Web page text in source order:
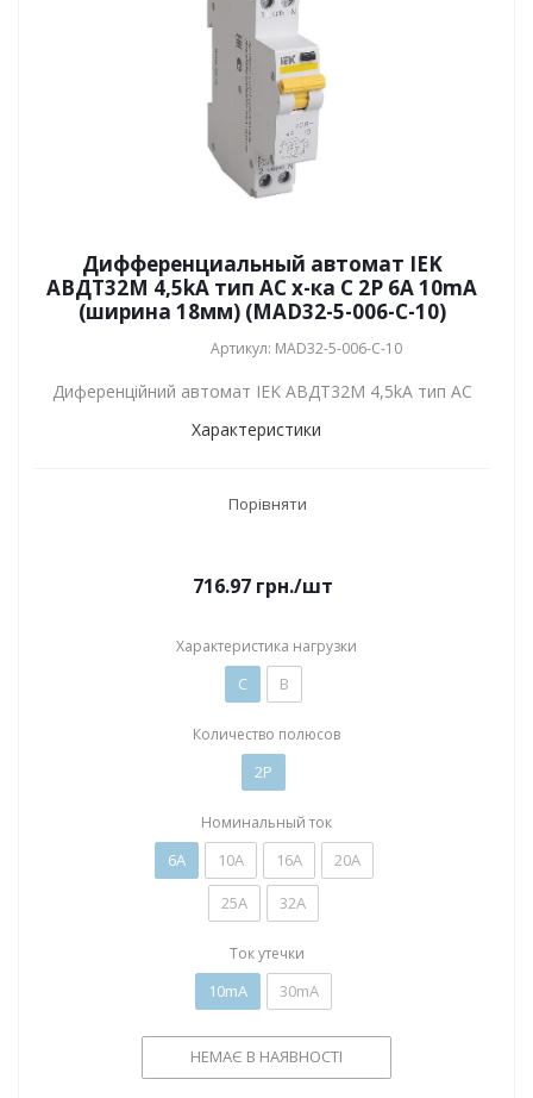
Дифференциальный автомат IEK
АВДТ32М 4,5kA тип АС х-ка C 2P 6А 10mA
(ширина 18мм) (MAD32-5-006-C-10)
Артикул: MAD32-5-006-C-10
Диференційний автомат IEK АВДТ32М 4,5kA тип АС
Характеристики
Порівняти
716.97грн./шт
Характеристика нагрузки
C B
Количество полюсов
2P
Номинальный ток
6А 10А 16А
20А
25А
32А
Ток утечки
10mA 30mA
НЕМАЄ В НАЯВНОСТІ